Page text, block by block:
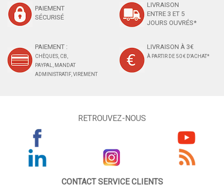
PAIEMENT
SÉCURISÉ
LIVRAISON
ENTRE 3 ET 5
JOURS OUVRÉS*
PAIEMENT :
CHÈQUES, CB,
PAYPAL, MANDAT
ADMINISTRATIF, VIREMENT
LIVRAISON À 3€
À PARTIR DE 50 € D'ACHAT*
RETROUVEZ-NOUS
CONTACT SERVICE CLIENTS